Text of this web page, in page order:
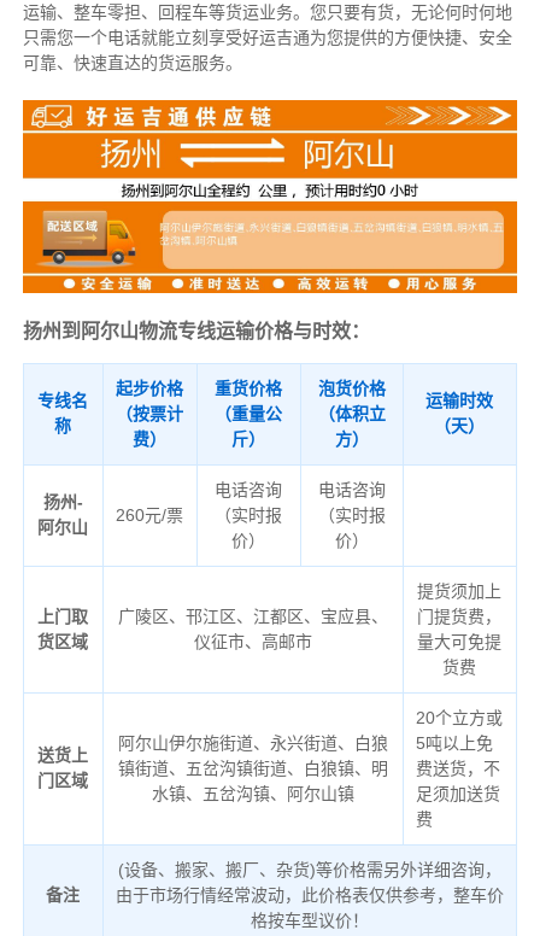
运输、整车零担、回程车等货运业务。 您只要有货，无论何时何地
只需您一个电话就能立刻享受好运吉通为您提供的方便快捷、安全
可靠、快速直达的货运服务。
扬州到阿尔山物流专线运输价格与时效：
专线名
称
起步价格
（按票计
费）
重货价格
（重量公
斤）
泡货价格
（体积立
方）
运输时效
（天）
扬州-
阿尔山
260元/票
电话咨询
（实时报
价）
电话咨询
（实时报
价）
上门取
货区域
广陵区、邗江区、江都区、宝应县、
仪征市、高邮市
提货须加上
门提货费，
量大可免提
货费
送货上
门区域
阿尔山伊尔施街道、永兴街道、白狼
镇街道、五岔沟镇街道、白狼镇、明
水镇、五岔沟镇、阿尔山镇
20个立方或
5吨以上免
费送货，不
足须加送货
费
备注
(设备、搬家、搬厂、杂货)等价格需另外详细咨询，
由于市场行情经常波动，此价格表仅供参考，整车价
格按车型议价！